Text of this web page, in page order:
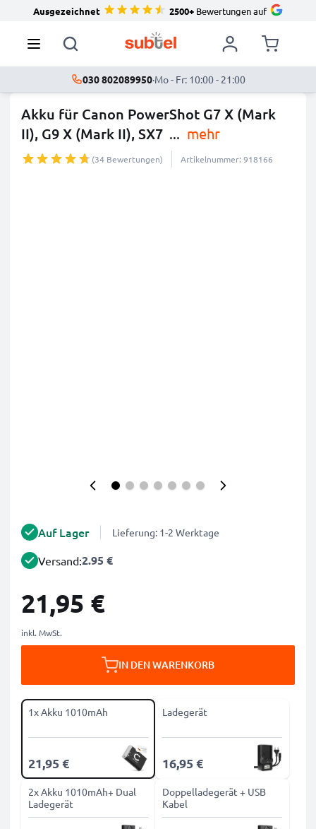
Ausgezeichnet 2500+Bewertungen auf
030 802089950·Mo - Fr: 10:00 - 21:00
Akku für Canon PowerShot G7 X (Mark
II), G9 X (Mark II), SX7 ... mehr
(34 Bewertungen) Artikelnummer: 918166
Auf Lager Lieferung: 1-2 Werktage
Versand:2.95 €
21,95 €
inkl. MwSt.
IN DEN WARENKORB
1x Akku 1010mAh
21,95 €
Ladegerät
16,95 €
2x Akku 1010mAh+ Dual
Ladegerät
Doppelladegerät + USB
Kabel